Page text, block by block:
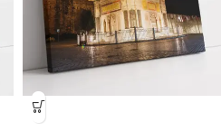
-23%